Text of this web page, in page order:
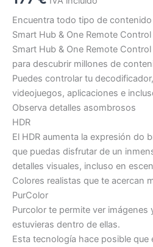
Encuentra todo tipo de
Smart Hub & One Remote Control
Smart Hub & One Remote
para descubrir millones de
Puedes controlar tu
videojuegos, aplicaciones e
Observa detalles asombrosos
HDR
El HDR aumenta la expresión do
que puedas disfrutar de un
detalles visuales, incluso en
Colores realistas que te acercan
PurColor
Purcolor te permite ver
estuvieras dentro de ellas.
Esta tecnología hace posible que